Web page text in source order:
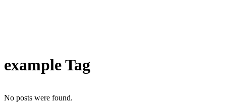
example Tag
No posts were found.